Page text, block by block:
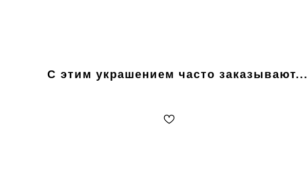
С этим украшением часто заказывают...